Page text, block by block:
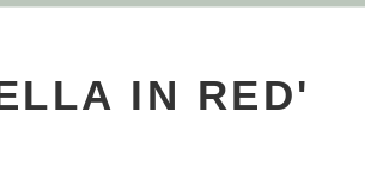
REINHARD
MÄRZ 26, 2015IN RED'